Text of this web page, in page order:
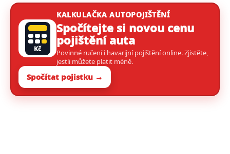
Kč
KALKULAČKA AUTOPOJIŠTĚNÍ
Spočítejte si novou cenu
pojištění auta
Povinné ručení i havarijní pojištění online. Zjistěte,
jestli můžete platit méně.
Spočítat pojistku →